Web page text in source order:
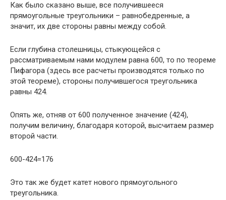
Как было сказано выше, все получившееся
прямоугольные треугольники – равнобедренные, а
значит, их две стороны равны между собой.
Если глубина столешницы, стыкующейся с
рассматриваемым нами модулем равна 600, то по теореме
Пифагора (здесь все расчеты производятся только по
этой теореме), стороны получившегося треугольника
равны 424.
Опять же, отняв от 600 полученное значение (424),
получим величину, благодаря которой, высчитаем размер
второй части.
600-424=176
Это так же будет катет нового прямоугольного
треугольника.